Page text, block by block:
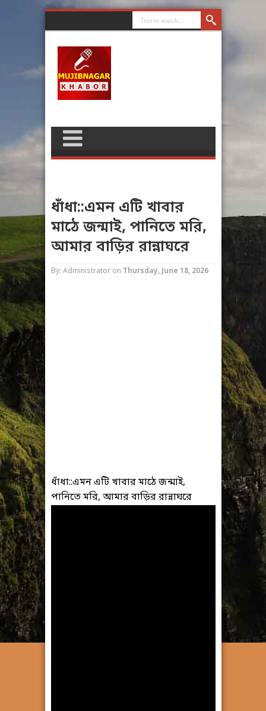
ধাঁধা::এমন এটি খাবার
মাঠে জন্মাই, পানিতে মরি,
আমার বাড়ির রান্নাঘরে
By: Administrator on Thursday, June 18, 2026
ধাঁধা::এমন এটি খাবার মাঠে জন্মাই,
পানিতে মরি, আমার বাড়ির রান্নাঘরে